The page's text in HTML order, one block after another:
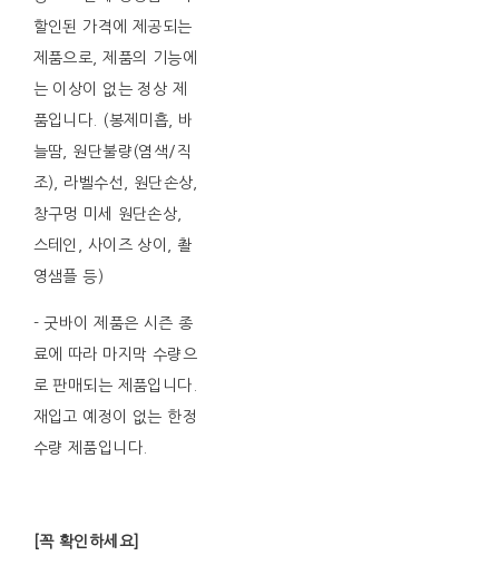
할인된 가격에 제공되는
제품으로, 제품의 기능에
는 이상이 없는 정상 제
품입니다. (봉제미흡, 바
늘땀, 원단불량(염색/직
조), 라벨수선, 원단손상,
창구멍 미세 원단손상,
스테인, 사이즈 상이, 촬
영샘플 등)
- 굿바이 제품은 시즌 종
료에 따라 마지막 수량으
로 판매되는 제품입니다.
재입고 예정이 없는 한정
수량 제품입니다.
[꼭 확인하세요]